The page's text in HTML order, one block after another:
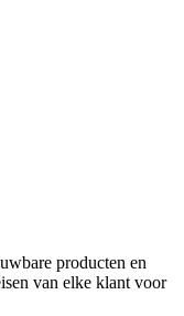
producten en
van elke klant voor